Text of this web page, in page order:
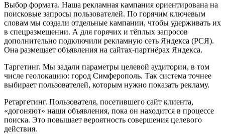
Выбор формата. Наша рекламная кампания ориентирована на
поисковые запросы пользователей. По горячим ключевым
словам мы создали отдельные кампании, чтобы удерживать их
в спецразмещении. А для горячих и тёплых запросов
дополнительно подключили рекламную сеть Яндекса (РСЯ).
Она размещает объявления на сайтах-партнёрах Яндекса.
Таргетинг. Мы задали параметры целевой аудитории, в том
числе геолокацию: город Симферополь. Так система точнее
выбирает пользователей, которым нужно показать рекламу.
Ретаргетинг. Пользователя, посетившего сайт клиента,
«догоняют» наши объявления, пока он находится в процессе
поиска. Это повышает вероятность совершения целевого
действия.